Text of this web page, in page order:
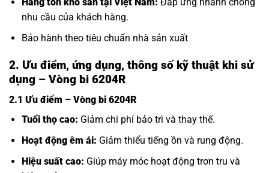
Hàng tồn kho sẵn tại Việt Nam: Đáp ứng nhanh chóng
nhu cầu của khách hàng.
Bảo hành theo tiêu chuẩn nhà sản xuất
2. Ưu điểm, ứng dụng, thông số kỹ thuật khi sử
dụng – Vòng bi 6204R
2.1 Ưu điểm – Vòng bi 6204R
Tuổi thọ cao: Giảm chi phí bảo trì và thay thế.
Hoạt động êm ái: Giảm thiểu tiếng ồn và rung động.
Hiệu suất cao: Giúp máy móc hoạt động trơn tru và